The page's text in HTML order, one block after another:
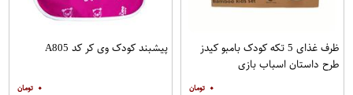
ظرف غذای 5 تکه کودک بامبو کیدز
طرح داستان اسباب بازی
۰
پیشبند کودک وی کر کد A805
۰